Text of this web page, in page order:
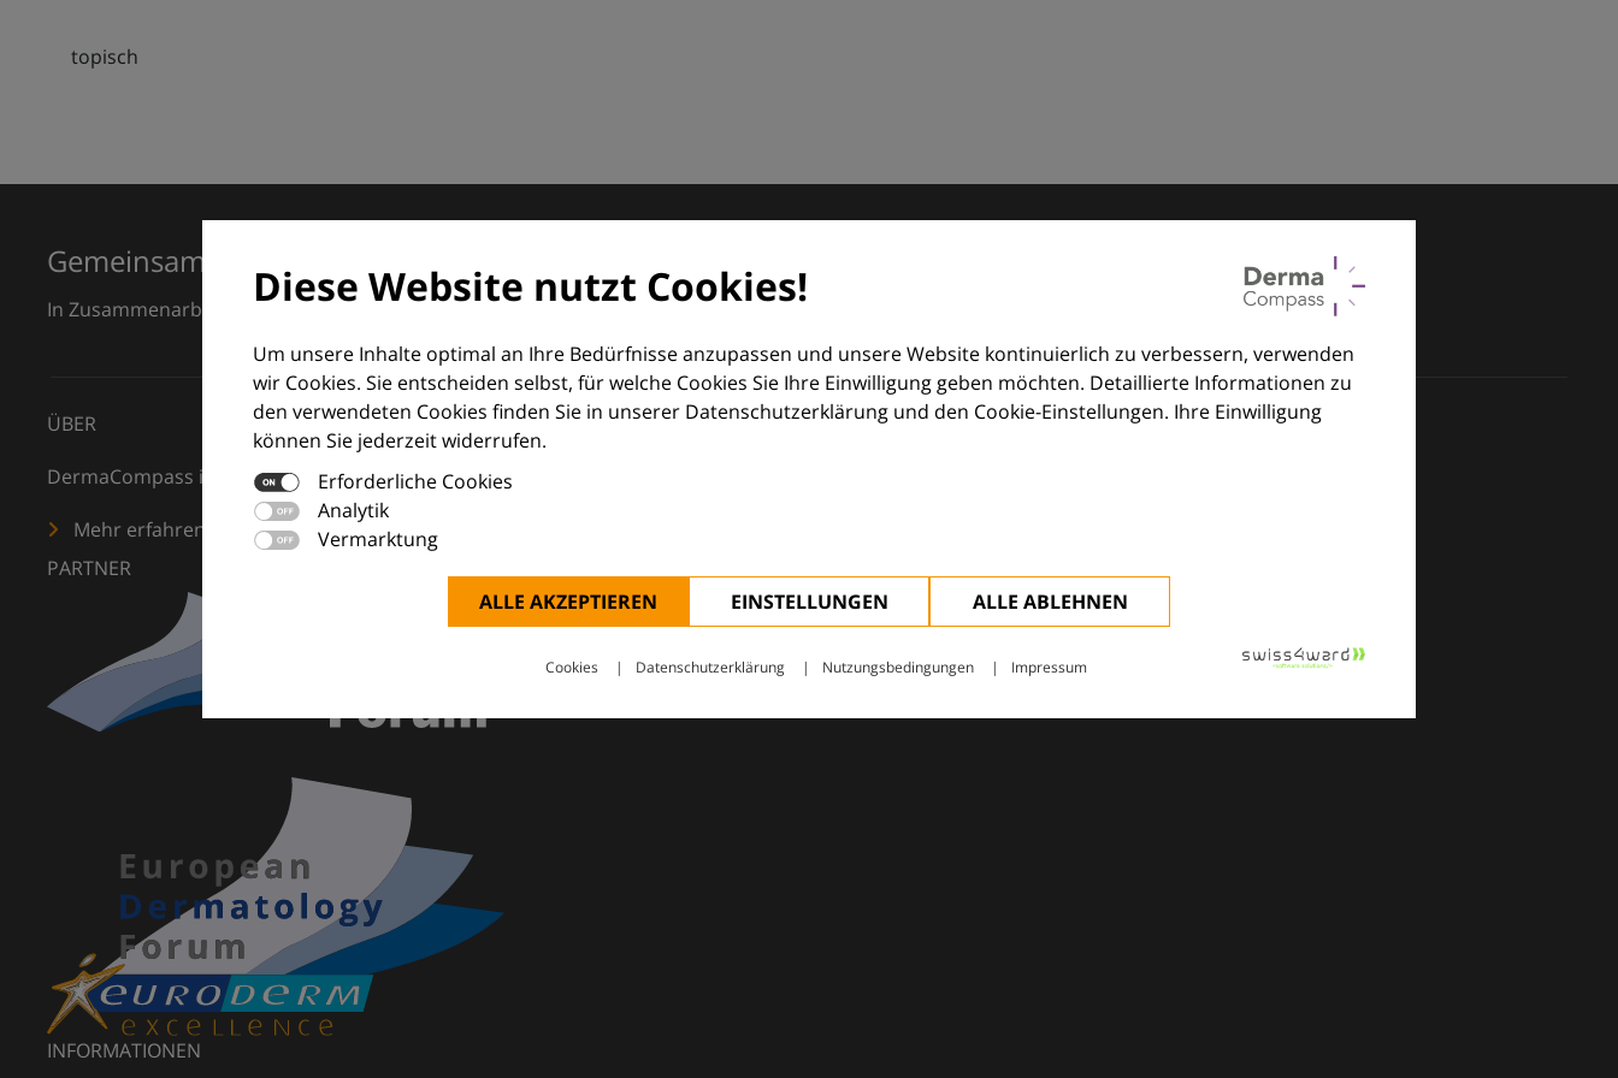
topisch
Diese Website nutzt Cookies!
Um unsere Inhalte optimal an Ihre Bedürfnisse anzupassen und unsere Website kontinuierlich zu verbessern, verwenden
wir Cookies. Sie entscheiden selbst, für welche Cookies Sie Ihre Einwilligung geben möchten. Detaillierte Informationen zu
den verwendeten Cookies finden Sie in unserer Datenschutzerklärung und den Cookie-Einstellungen. Ihre Einwilligung
können Sie jederzeit widerrufen.
Erforderliche Cookies
Analytik
Vermarktung
ALLE AKZEPTIEREN EINSTELLUNGEN ALLE ABLEHNEN
Cookies Datenschutzerklärung Nutzungsbedingungen Impressum
Gemeinsam für Exzellenz in der Dermatologie
In Zusammenarbeit mit dem European Dermatology Forum (EDF) und Euroderm Excellence
ÜBER
DermaCompass ist Ihr digitaler Kompass für die Dermatologie – mit Wissen, Bildern und praktischen Tools für den klinischen Alltag.
Mehr erfahren
PARTNER
INFORMATIONEN